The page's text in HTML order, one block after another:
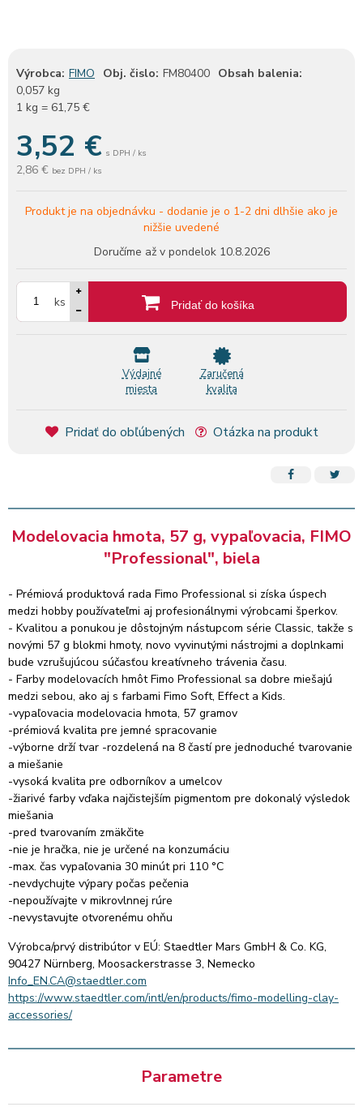
Výrobca: FIMO Obj. čislo: FM80400 Obsah balenia:
0,057 kg
1 kg = 61,75 €
3,52 € s DPH / ks
2,86 € bez DPH / ks
Produkt je na objednávku - dodanie je o 1-2 dni dlhšie ako je
nižšie uvedené
Doručíme až v pondelok 10.8.2026
ks Pridať do košíka
Výdajné
miesta
Zaručená
kvalita
Pridať do obľúbených Otázka na produkt
Modelovacia hmota, 57 g, vypaľovacia, FIMO
"Professional", biela
- Prémiová produktová rada Fimo Professional si získa úspech
medzi hobby používateľmi aj profesionálnymi výrobcami šperkov.
- Kvalitou a ponukou je dôstojným nástupcom série Classic, takže s
novými 57 g blokmi hmoty, novo vyvinutými nástrojmi a doplnkami
bude vzrušujúcou súčasťou kreatívneho trávenia času.
- Farby modelovacích hmôt Fimo Professional sa dobre miešajú
medzi sebou, ako aj s farbami Fimo Soft, Effect a Kids.
-vypaľovacia modelovacia hmota, 57 gramov
-prémiová kvalita pre jemné spracovanie
-výborne drží tvar -rozdelená na 8 častí pre jednoduché tvarovanie
a miešanie
-vysoká kvalita pre odborníkov a umelcov
-žiarivé farby vďaka najčistejším pigmentom pre dokonalý výsledok
miešania
-pred tvarovaním zmäkčite
-nie je hračka, nie je určené na konzumáciu
-max. čas vypaľovania 30 minút pri 110 °C
-nevdychujte výpary počas pečenia
-nepoužívajte v mikrovlnnej rúre
-nevystavujte otvorenému ohňu
Výrobca/prvý distribútor v EÚ: Staedtler Mars GmbH & Co. KG,
90427 Nürnberg, Moosackerstrasse 3, Nemecko
Info_EN.CA@staedtler.com
https://www.staedtler.com/intl/en/products/fimo-modelling-clay-
accessories/
Parametre